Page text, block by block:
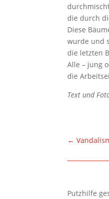
die durch
Diese
wurde und
die letzten
Alle – jung
die
Text und
←
Putzhilfe